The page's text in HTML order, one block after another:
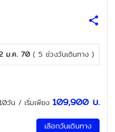
ม.ค. 70 ( 5 ช่วงวันเดินทาง )
วัน / เริ่มเพียง 109,900บ.
เลือกวันเดินทาง